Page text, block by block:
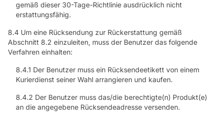
gemäß dieser 30-Tage-Richtlinie ausdrücklich nicht
erstattungsfähig.
8.4 Um eine Rücksendung zur Rückerstattung gemäß
Abschnitt 8.2 einzuleiten, muss der Benutzer das folgende
Verfahren einhalten:
8.4.1 Der Benutzer muss ein Rücksendeetikett von einem
Kurierdienst seiner Wahl arrangieren und kaufen.
8.4.2 Der Benutzer muss das/die berechtigte(n) Produkt(e)
an die angegebene Rücksendeadresse versenden.